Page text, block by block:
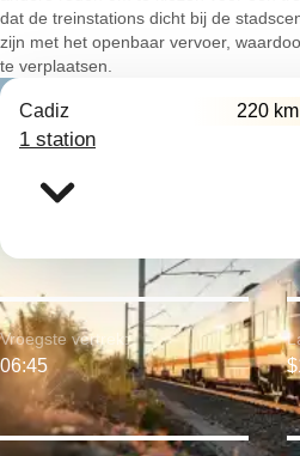
dat de treinstations dicht bij de
zijn met het openbaar vervoer,
te verplaatsen.
Cadiz 220 km
1 station
Vroegste vertrek:
06:45